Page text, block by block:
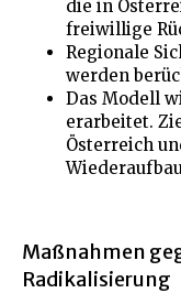
die in
freiwillige
Regionale
werden
Das Modell
erarbeitet.
Österreich
Maßnahmen
Radikalisierung